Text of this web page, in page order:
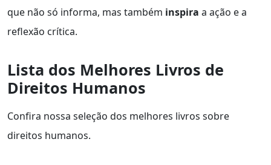
que não só informa, mas também inspira a ação e a
reflexão crítica.
Lista dos Melhores Livros de
Direitos Humanos
Confira nossa seleção dos melhores livros sobre
direitos humanos.